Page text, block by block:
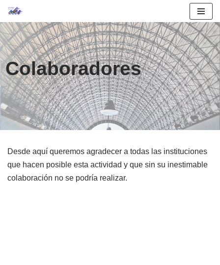
Saltar
al
contenido
Colaboradores
Desde aquí queremos agradecer a todas las instituciones
que hacen posible esta actividad y que sin su inestimable
colaboración no se podría realizar.